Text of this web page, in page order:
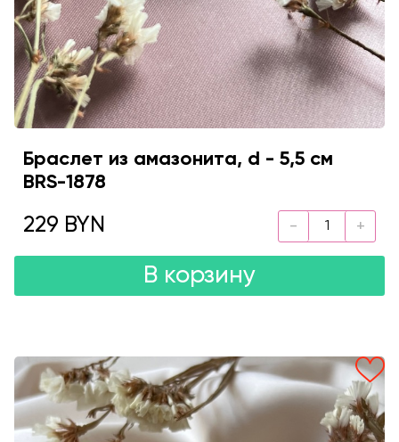
Браслет из амазонита, d - 5,5 см
BRS-1878
229 BYN
В корзину